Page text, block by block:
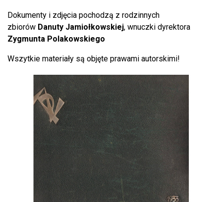
Dokumenty i zdjęcia pochodzą z rodzinnych
zbiorów Danuty Jamiołkowskiej, wnuczki dyrektora
Zygmunta Polakowskiego
Wszytkie materiały są objęte prawami autorskimi!